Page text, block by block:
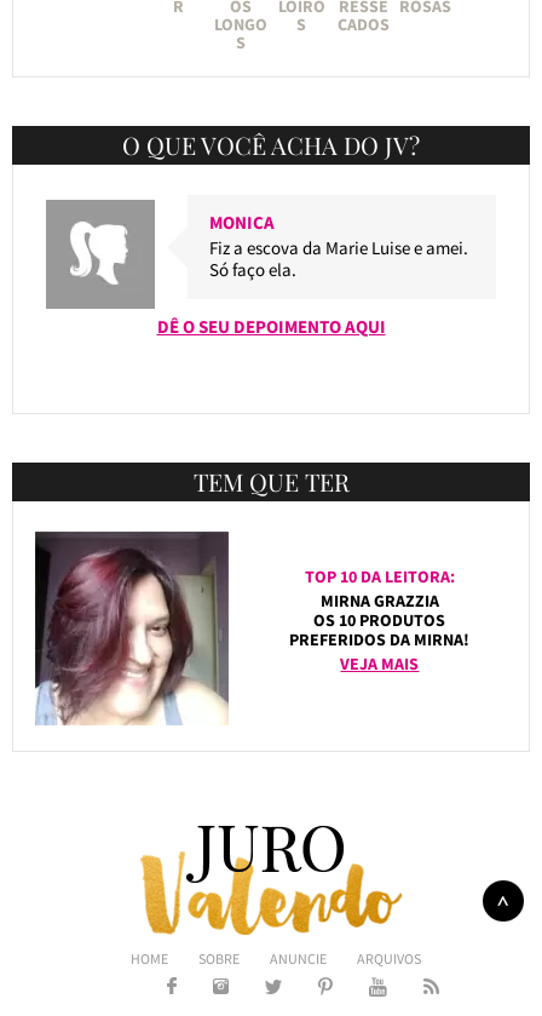
R
OS
LONGO
S
LOIRO
S
RESSE
CADOS
ROSAS
O QUE VOCÊ ACHA DO JV?
MONICA
Fiz a escova da Marie Luise e amei.
Só faço ela.
DÊ O SEU DEPOIMENTO AQUI
TEM QUE TER
TOP 10 DA LEITORA:
MIRNA GRAZZIA
OS 10 PRODUTOS
PREFERIDOS DA MIRNA!
VEJA MAIS
HOME SOBRE ANUNCIE ARQUIVOS